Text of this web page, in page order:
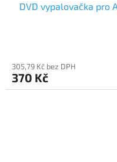
DVD vypalovačka pro
305,79 Kč bez DPH
370 Kč